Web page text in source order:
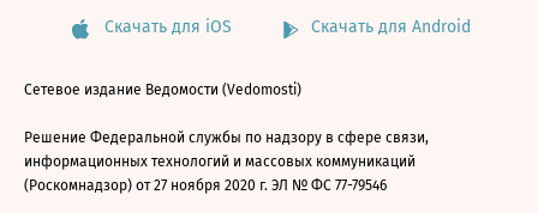
Скачать для iOS Скачать для Android
Сетевое издание Ведомости (Vedomosti)
Решение Федеральной службы по надзору в сфере связи,
информационных технологий и массовых коммуникаций
(Роскомнадзор) от 27 ноября 2020 г. ЭЛ № ФС 77-79546